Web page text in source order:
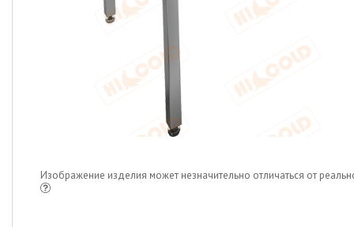
Изображение изделия может незначительно отличаться от